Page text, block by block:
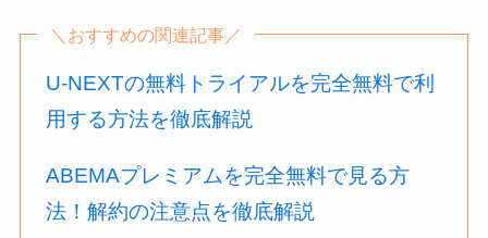
＼おすすめの関連記事／
U-NEXTの無料トライアルを完全無料で利
用する方法を徹底解説
ABEMAプレミアムを完全無料で見る方
法！解約の注意点を徹底解説